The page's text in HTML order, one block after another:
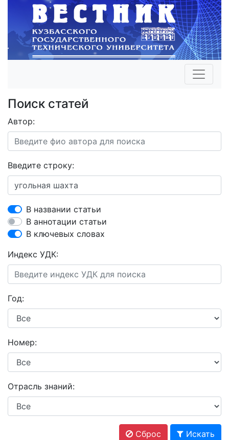
Поиск статей
Автор:
Введите строку:
В названии статьи
В аннотации статьи
В ключевых словах
Индекс УДК:
Год:
Номер:
Отрасль знаний:
Сброс Искать